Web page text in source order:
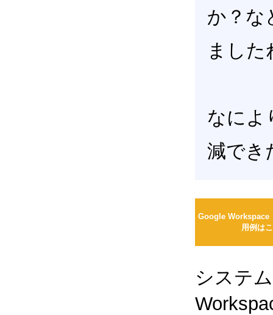
か？な
ました
なによ
減でき
Google Workspace
用例は
システ